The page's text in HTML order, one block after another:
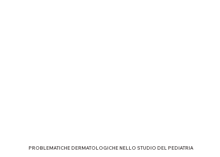
PROBLEMATICHE DERMATOLOGICHE NELLO STUDIO DEL PEDIATRIA